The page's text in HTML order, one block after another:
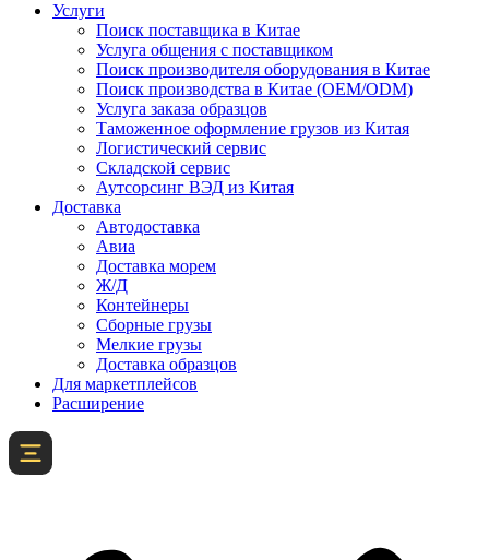
Услуги
Поиск поставщика в Китае
Услуга общения с поставщиком
Поиск производителя оборудования в Китае
Поиск производства в Китае (OEM/ODM)
Услуга заказа образцов
Таможенное оформление грузов из Китая
Логистический сервис
Складской сервис
Аутсорсинг ВЭД из Китая
Доставка
Автодоставка
Авиа
Доставка морем
Ж/Д
Контейнеры
Сборные грузы
Мелкие грузы
Доставка образцов
Для маркетплейсов
Расширение